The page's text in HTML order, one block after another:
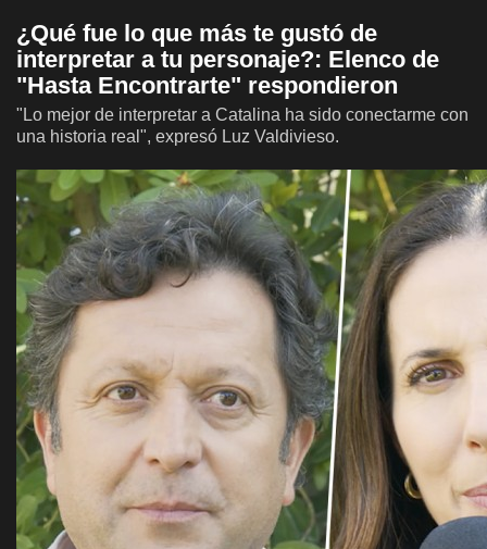
¿Qué fue lo que más te gustó de
interpretar a tu personaje?: Elenco de
"Hasta Encontrarte" respondieron
"Lo mejor de interpretar a Catalina ha sido conectarme con
una historia real", expresó Luz Valdivieso.